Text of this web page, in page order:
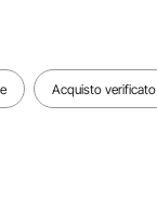
Acquisto verificato